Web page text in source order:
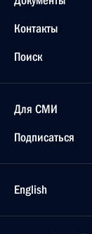
Контакты
Поиск
Для СМИ
Подписаться
English